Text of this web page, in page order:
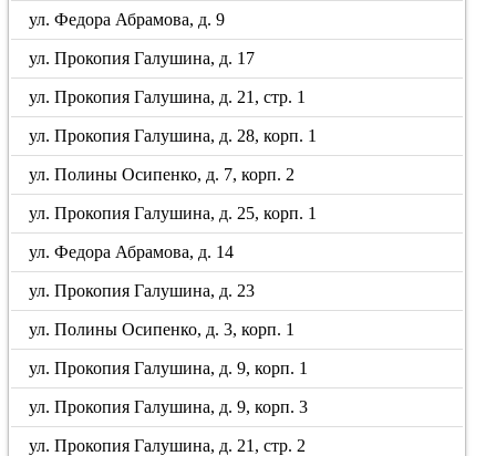
ул. Федора Абрамова, д. 9
ул. Прокопия Галушина, д. 17
ул. Прокопия Галушина, д. 21, стр. 1
ул. Прокопия Галушина, д. 28, корп. 1
ул. Полины Осипенко, д. 7, корп. 2
ул. Прокопия Галушина, д. 25, корп. 1
ул. Федора Абрамова, д. 14
ул. Прокопия Галушина, д. 23
ул. Полины Осипенко, д. 3, корп. 1
ул. Прокопия Галушина, д. 9, корп. 1
ул. Прокопия Галушина, д. 9, корп. 3
ул. Прокопия Галушина, д. 21, стр. 2